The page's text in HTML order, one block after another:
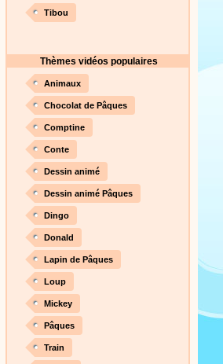
Tibou
Thèmes vidéos populaires
Animaux
Chocolat de Pâques
Comptine
Conte
Dessin animé
Dessin animé Pâques
Dingo
Donald
Lapin de Pâques
Loup
Mickey
Pâques
Train